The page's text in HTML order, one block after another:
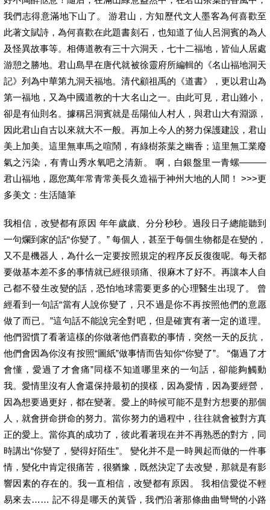
我們志得意滿地下山了。 游君山，方知歷代文人墨客為何喜歡至
此著文賦詩，為何喜歡在此題書刻石，也知道了仙人呂洞賓的為人
及怪異故事等。相傳道教有三十六洞天，七十二福地，皆仙人居處
游憩之勝地。君山島早在唐代就被徐靈府所編輯的《名山福地洞天
記》列為中華第九洞天福地。清代顧祖禹的《道書》，更以君山為
第一福地，又為中國道教的十大名山之一。由此可見，君山雖小，
卻是有仙則名。據稱呂洞賓就是岳陽仙人村人，與君山大有淵源，
因此君山自古以來就大不一般。再加上今人的努力保護建設，君山
美上加美。這里無車馬之喧鬧，有綠樹茶葉之幽香；這里無工業廢
氣之污染，有青山秀水氧吧之清新。 啊，白銀盤里一青螺———
君山福地，愿您萬年常青常美長久造福于神州大地的人間！ >>>更
多美文：生活隨筆
我相信，改變都有原因 年年歲歲、分分秒秒。過段日子總能聽到
一句爛到家的話“你變了。” 每個人，甚至于每個生物都是在變的，
又不是機器人，為什么一定要按照規定的程序反反復復呢。每天都
要做基本差不多的事情就已經很頭痛、很麻木了好不。再讓本人自
己都不發生改變的話，恐怕地球需要更多的心理醫生出現了。 曾
經看到一句話“當有人說你變了，只不過是你不再按照他們的意愿
做了而已。”這句話不能說完全對吧，但是確實有著一定的道理。
他們習慣了看著這樣的你做著他們喜歡的事情，突然一天的反抗，
他們會因為你沒有按照“圖紙”做事情而告知你“你變了”。 “傷過了才
會懂，愛過了才會痛”同樣不知道哪里來的一句話，卻能夠觸動
我。愛情里沒有人會還保持最初的摸樣，因為愛情，因為要經營，
因為想要過更好，都在變著。愛上的時候可能不是對方想要的那個
人，就會拼命拼命的努力。當你努力的過程中，往往就會被對方真
正的愛上。當你真的成功了，彼此看著現在并不再熟悉的對方，同
時講出“你變了，變得好陌生”。 變化并不是一時興起而做的一件事
情，變化中肯定很痛苦，很猶豫，既然決定了去改變，那就是有影
響因素的存在的。我一直相信，改變都有原因。 我相信愛從不輕
易來去…… 記不得是哪天的黃昏，我們沿著那條曲曲彎彎的小路